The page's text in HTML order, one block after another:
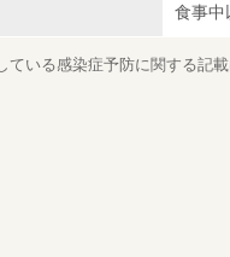
食事中
ている感染症予防に関する記